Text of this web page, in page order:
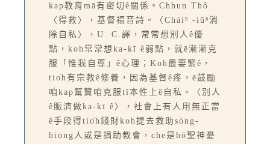
kap教育mā有密切ê關係。Chhun Thô
〈得救〉，基督福音詩。〈Cháiⁿ -iūⁿ消
除自私〉，U. C.譯，常常想別人ê優
點，koh常常想ka-kī ê弱點，就ē漸漸克
服「惟我自尊」ê心理；Koh最要緊ê，
tio̍h有宗教ê修養，因為基督ê疼，ē鼓勵
咱kap幫贊咱克服tī本性上ê自私。〈別人
ê賑濟做ka-kī ê〉，社會上有人用無正當
ê手段得tio̍h錢財koh提去救助sòng-
hiong人或是捐助教會，che是hō͘聖神憂